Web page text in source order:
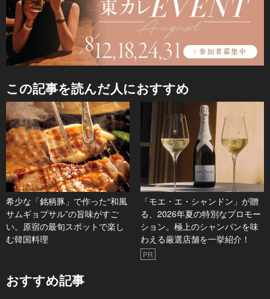
この記事を読んだ人におすすめ
希少な「銘柄豚」で作った“和風
サムギョプサル”の旨味がすご
い。原宿の最旬スポットで楽し
む韓国料理
「モエ・エ・シャンドン」が贈
る、2026年夏の特別なプロモー
ション。極上のシャンパンを味
わえる厳選店舗を一挙紹介！
PR
おすすめ記事